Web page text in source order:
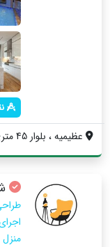
عظیمیه ، بلوار 45 متری کاج